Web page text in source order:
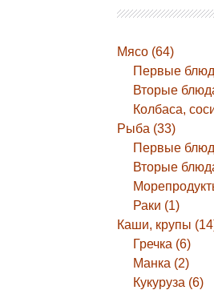
Мясо (64)
Первые
Вторые
Колбаса,
Рыба (33)
Первые
Вторые
Раки (1)
Каши, крупы
Гречка (6)
Манка (2)
Кукуруза (6)